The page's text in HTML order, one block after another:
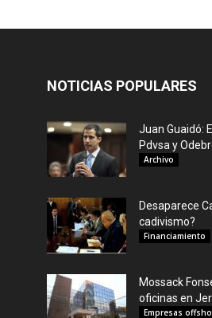
NOTICIAS POPULARES
Juan Guaidó:
Pdvsa y
Archivo
Desaparece
cadivismo?
Financiamiento
Mossack
oficinas en
Empresas